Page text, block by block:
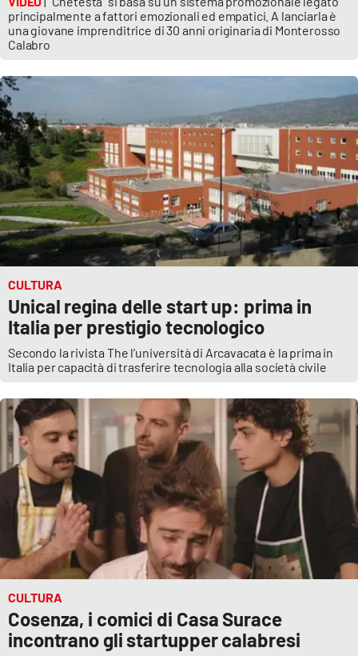
principalmente a fattori emozionali ed empatici. A lanciarla è
una giovane imprenditrice di 30 anni originaria di Monterosso
Calabro
CULTURA
Unical regina delle start up: prima in
Italia per prestigio tecnologico
Secondo la rivista The l’università di Arcavacata è la prima in
Italia per capacità di trasferire tecnologia alla società civile
CULTURA
Cosenza, i comici di Casa Surace
incontrano gli startupper calabresi